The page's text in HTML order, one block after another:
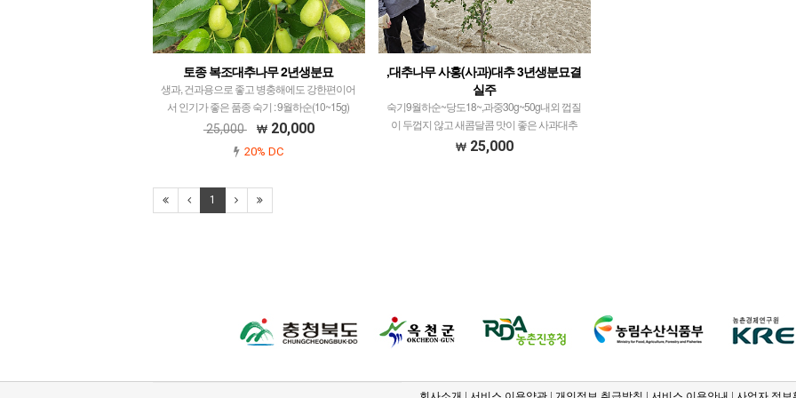
토종 복조대추나무 2년생분묘
생과, 건과용으로 좋고 병충해에도 강한편이어
서 인기가 좋은 품종 숙기 : 9월하순(10~15g)
25,000 20,000
20% DC
,대추나무 사홍(사과)대추 3년생분묘결
실주
숙기9월하순~당도18~,과중30g~50g내외 껍질
이 두껍지 않고 새콤달콤 맛이 좋은 사과대추
25,000
1
회사소개 | 서비스 이용약관 | 개인정보 취급방침 | 서비스 이용안내 | 사업자 정보